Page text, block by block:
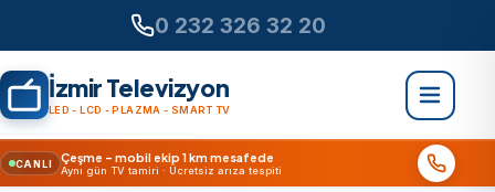
0 232 326 32 20
İzmir Televizyon
LED - LCD - PLAZMA - SMART TV
CANLI Çeşme – mobil ekip 1 km mesafede
Aynı gün TV tamiri · Ücretsiz arıza tespiti